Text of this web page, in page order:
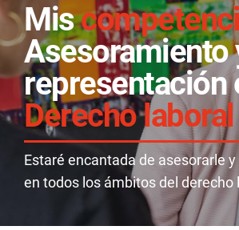
Mis
Asesoramiento
representación
Derecho laboral
Estaré encantada de asesorarle
en todos los ámbitos del derecho